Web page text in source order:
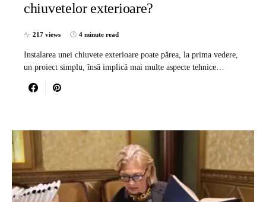
chiuvetelor exterioare?
217 views 4 minute read
Instalarea unei chiuvete exterioare poate părea, la prima vedere,
un proiect simplu, însă implică mai multe aspecte tehnice…